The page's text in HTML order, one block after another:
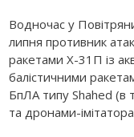
Водночас у
липня противник
ракетами Х-31П із
балістичними
БпЛА типу Shahed (в
та дронами-